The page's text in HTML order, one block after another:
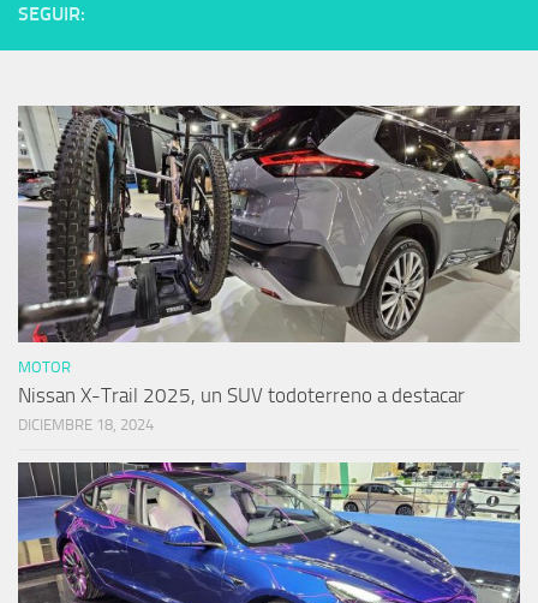
SEGUIR:
MOTOR
Nissan X-Trail 2025, un SUV todoterreno a destacar
DICIEMBRE 18, 2024